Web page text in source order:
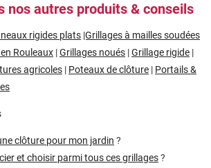
nos autres produits & conseils
rigides plats |Grillages à mailles soudées
Rouleaux |Grillages noués |Grillage rigide |
agricoles | Poteaux de clôture | Portails &
clôture pour mon jardin ?
et choisir parmi tous ces grillages?